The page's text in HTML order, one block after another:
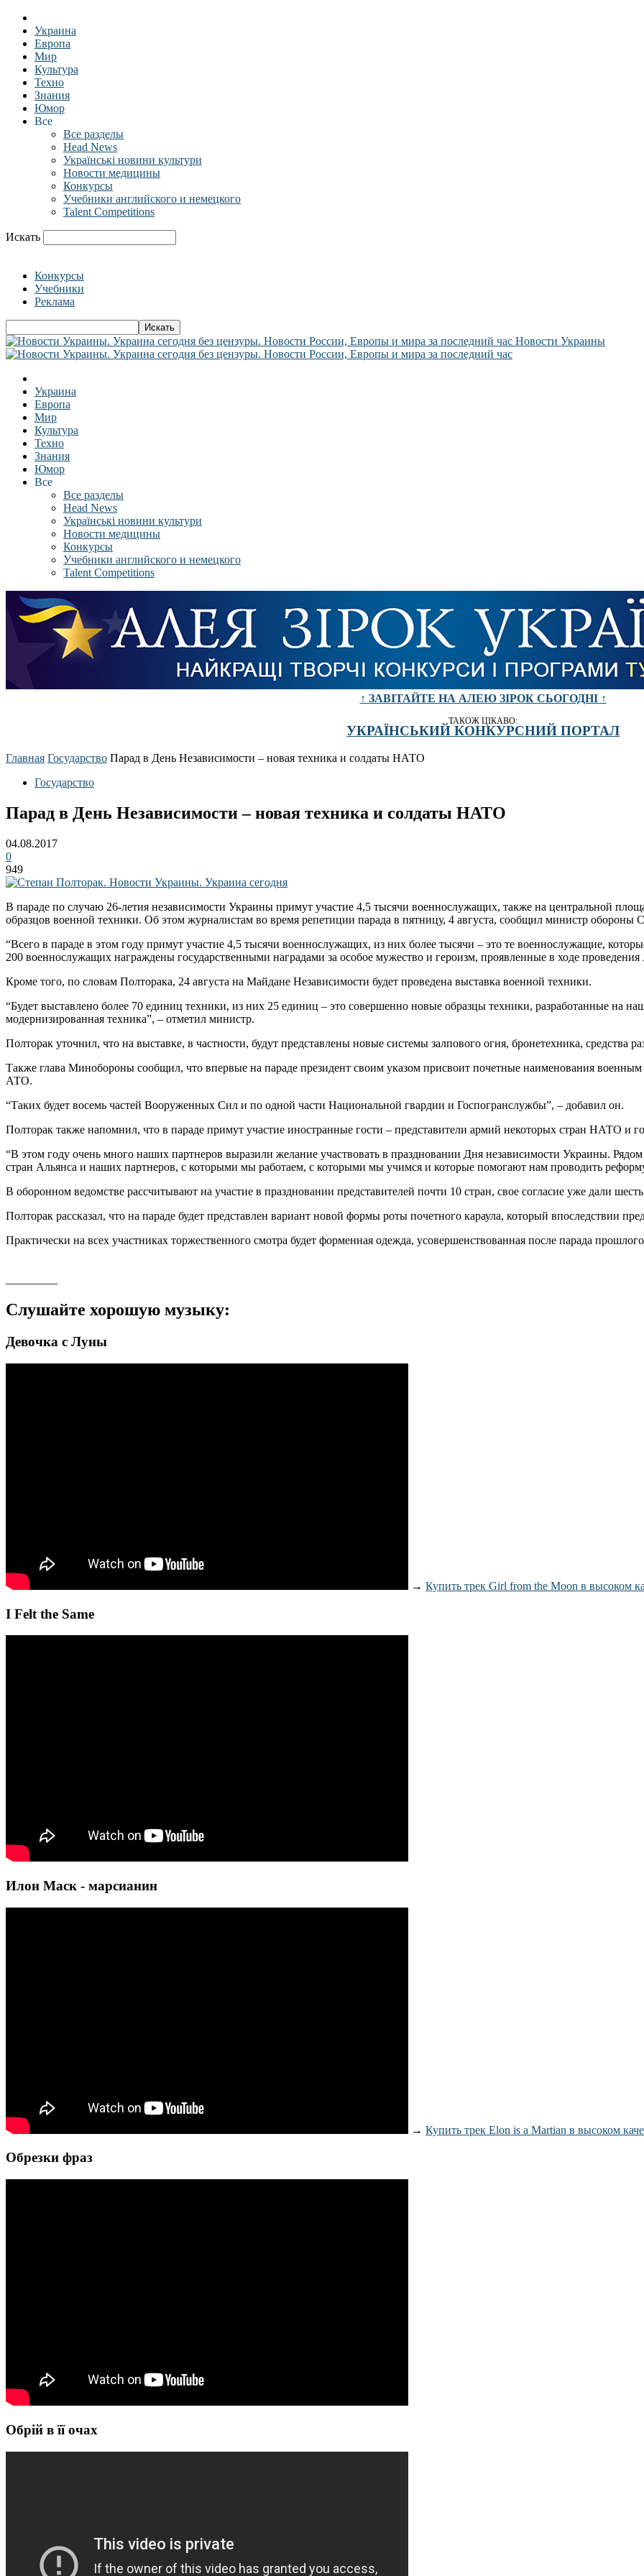
Украина
Европа
Мир
Культура
Техно
Знания
Юмор
Все
Все разделы
Head News
Українські новини культури
Новости медицины
Конкурсы
Учебники английского и немецкого
Talent Competitions
Искать
Конкурсы
Учебники
Реклама
Новости Украины
Украина
Европа
Мир
Культура
Техно
Знания
Юмор
Все
Все разделы
Head News
Українські новини культури
Новости медицины
Конкурсы
Учебники английского и немецкого
Talent Competitions
↑ ЗАВІТАЙТЕ НА АЛЕЮ ЗІРОК СЬОГОДНІ ↑
ТАКОЖ ЦІКАВО:
УКРАЇНСЬКИЙ КОНКУРСНИЙ ПОРТАЛ
Главная Государство Парад в День Независимости – новая техника и солдаты НАТО
Государство
Парад в День Независимости – новая техника и солдаты НАТО
04.08.2017
0
949
В параде по случаю 26-летия независимости Украины примут участие 4,5 тысячи военнослужащих, также на центральной
образцов военной техники. Об этом журналистам во время репетиции парада в пятницу, 4 августа, сообщил министр обороны
“Всего в параде в этом году примут участие 4,5 тысячи военнослужащих, из них более тысячи – это те военнослужащие,
200 военнослужащих награждены государственными наградами за особое мужество и героизм, проявленные в ходе
Кроме того, по словам Полторака, 24 августа на Майдане Независимости будет проведена выставка военной техники.
“Будет выставлено более 70 единиц техники, из них 25 единиц – это совершенно новые образцы техники, разработанные на
модернизированная техника”, – отметил министр.
Полторак уточнил, что на выставке, в частности, будут представлены новые системы залпового огня, бронетехника, средства
Также глава Минобороны сообщил, что впервые на параде президент своим указом присвоит почетные наименования
АТО.
“Таких будет восемь частей Вооруженных Сил и по одной части Национальной гвардии и Госпогранслужбы”, – добавил он.
Полторак также напомнил, что в параде примут участие иностранные гости – представители армий некоторых стран НАТО и
“В этом году очень много наших партнеров выразили желание участвовать в праздновании Дня независимости Украины.
стран Альянса и наших партнеров, с которыми мы работаем, с которыми мы учимся и которые помогают нам проводить
В оборонном ведомстве рассчитывают на участие в праздновании представителей почти 10 стран, свое согласие уже дали
Полторак рассказал, что на параде будет представлен вариант новой формы роты почетного караула, который впоследствии
Практически на всех участниках торжественного смотра будет форменная одежда, усовершенствованная после парада
Слушайте хорошую музыку:
Девочка с Луны
→ Купить трек Girl from the Moon в высоком
I Felt the Same
Илон Маск - марсианин
→ Купить трек Elon is a Martian в высоком
Обрезки фраз
Обрій в її очах